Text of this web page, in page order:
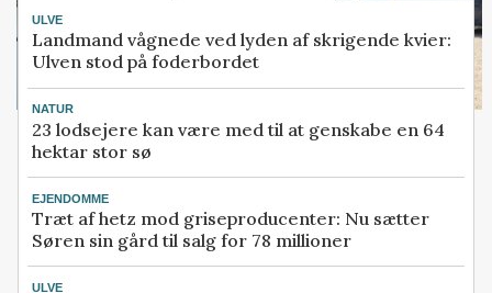
ULVE
Landmand vågnede ved lyden af skrigende kvier:
Ulven stod på foderbordet
NATUR
23 lodsejere kan være med til at genskabe en 64
hektar stor sø
EJENDOMME
Træt af hetz mod griseproducenter: Nu sætter
Søren sin gård til salg for 78 millioner
ULVE